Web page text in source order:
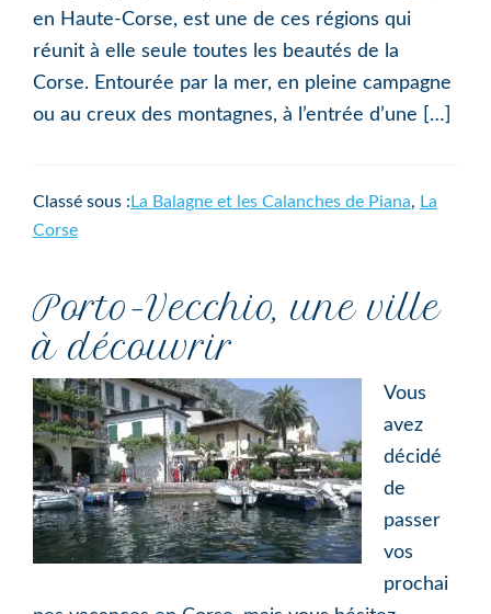
en Haute-Corse, est une de ces régions qui
réunit à elle seule toutes les beautés de la
Corse. Entourée par la mer, en pleine campagne
ou au creux des montagnes, à l’entrée d’une […]
Classé sous : La Balagne et les Calanches de Piana, La
Corse
Porto-Vecchio, une ville
à découvrir
Vous
avez
décidé
de
passer
vos
prochai